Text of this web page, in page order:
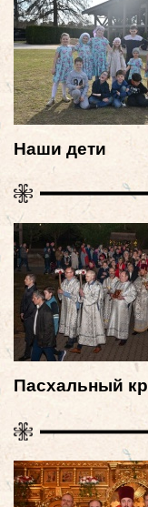
Наши дети
Пасхальный